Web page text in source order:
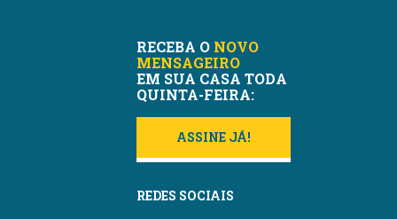
RECEBA O NOVO
MENSAGEIRO
EM SUA CASA TODA
QUINTA-FEIRA:
ASSINE JÁ!
REDES SOCIAIS